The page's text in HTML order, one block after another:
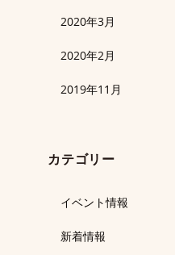
2020年3月
2020年2月
2019年11月
カテゴリー
イベント情報
新着情報